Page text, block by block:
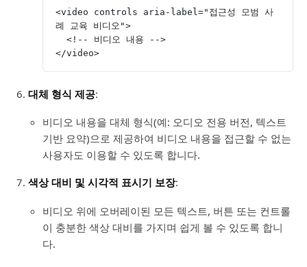
<video controls aria-label="접근성 모범 사
례 교육 비디오">
  <!-- 비디오 내용 -->
</video>
대체 형식 제공:
비디오 내용을 대체 형식(예: 오디오 전용 버전, 텍스트
기반 요약)으로 제공하여 비디오 내용을 접근할 수 없는
사용자도 이용할 수 있도록 합니다.
색상 대비 및 시각적 표시기 보장:
비디오 위에 오버레이된 모든 텍스트, 버튼 또는 컨트롤
이 충분한 색상 대비를 가지며 쉽게 볼 수 있도록 합니
다.